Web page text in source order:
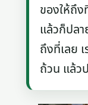
ของให้ถึ
แล้วก็ปล
ถึงที่เลย
ถ้วน แล้ว